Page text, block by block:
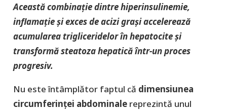
Această combinație dintre hiperinsulinemie,
inflamație și exces de acizi grași accelerează
acumularea trigliceridelor în hepatocite și
transformă steatoza hepatică într-un proces
progresiv.
Nu este întâmplător faptul că dimensiunea
circumferinței abdominalereprezintă unul